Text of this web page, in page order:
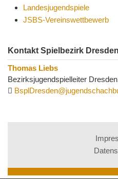
Landesjugendspiele
JSBS-Vereinswettbewerb
Kontakt Spielbezirk Dresden
Thomas Liebs
Bezirksjugendspielleiter Dresden